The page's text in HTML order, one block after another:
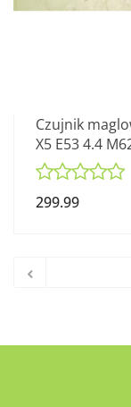
Czujnik
X5 E53 4.4
299.99